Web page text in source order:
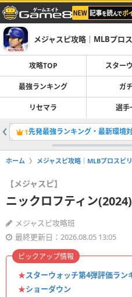
メジャスピ攻略｜MLBプロ
攻略TOP スター
最強ランキング ガ
リセマラ 選手
1先発最強ランキング・最新環境
ホーム メジャスピ攻略｜MLBプロスピ
【メジャスピ】
ニックロフティン
メジャスピ攻略班
最終更新日：2026.08.05 13:05
★スターウォッチ第4弾評価ラン
★ショーダウン
ピックアップ情報